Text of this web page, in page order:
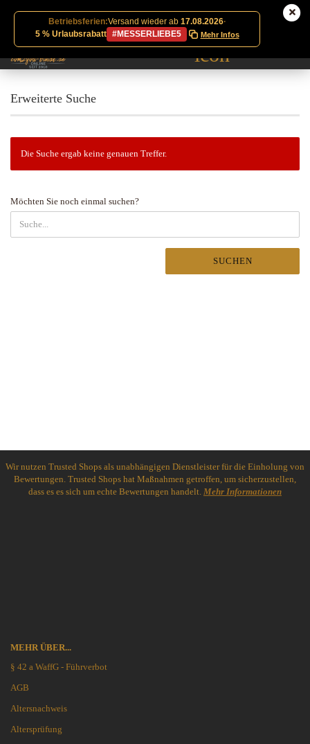
Betriebsferien:Versand wieder ab 17.08.2026·
5 % Urlaubsrabatt
#MESSERLIEBE5 Mehr Infos
Erweiterte Suche
Die Suche ergab keine genauen Treffer.
MÖCHTEN
SIE
NOCH
EINMAL
Möchten Sie noch einmal suchen?
SUCHEN
Wir nutzen Trusted Shops als unabhängigen Dienstleister für die Einholung von
Bewertungen. Trusted Shops hat Maßnahmen getroffen, um sicherzustellen,
dass es es sich um echte Bewertungen handelt. Mehr Informationen
MEHR ÜBER...
§ 42 a WaffG - Führverbot
AGB
Altersnachweis
Altersprüfung